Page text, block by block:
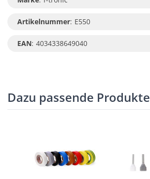
Artikelnummer: E550
EAN: 4034338649040
Dazu passende Produkte